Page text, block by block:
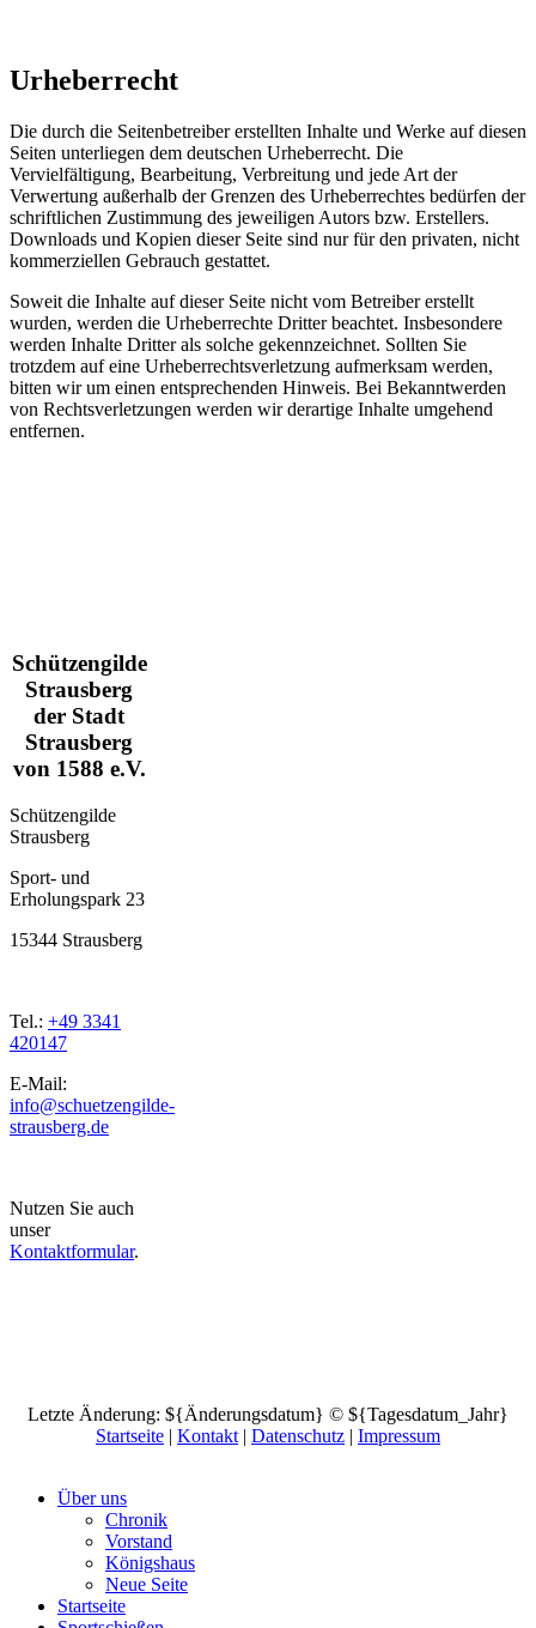
Urheberrecht
Die durch die Seitenbetreiber erstellten Inhalte und Werke auf diesen
Seiten unterliegen dem deutschen Urheberrecht. Die
Vervielfältigung, Bearbeitung, Verbreitung und jede Art der
Verwertung außerhalb der Grenzen des Urheberrechtes bedürfen der
schriftlichen Zustimmung des jeweiligen Autors bzw. Erstellers.
Downloads und Kopien dieser Seite sind nur für den privaten, nicht
kommerziellen Gebrauch gestattet.
Soweit die Inhalte auf dieser Seite nicht vom Betreiber erstellt
wurden, werden die Urheberrechte Dritter beachtet. Insbesondere
werden Inhalte Dritter als solche gekennzeichnet. Sollten Sie
trotzdem auf eine Urheberrechtsverletzung aufmerksam werden,
bitten wir um einen entsprechenden Hinweis. Bei Bekanntwerden
von Rechtsverletzungen werden wir derartige Inhalte umgehend
entfernen.
Schützengilde
Strausberg
der Stadt
Strausberg
von 1588 e.V.
Schützengilde
Strausberg
Sport- und
Erholungspark 23
15344 Strausberg
Tel.: +49 3341
420147
E-Mail:
info@schuetzengilde-
strausberg.de
Nutzen Sie auch
unser
Kontaktformular.
Letzte Änderung: ${Änderungsdatum} © ${Tagesdatum_Jahr}
Startseite | Kontakt | Daten­schutz | Impressum
Über uns
Chronik
Vorstand
Königshaus
Neue Seite
Startseite